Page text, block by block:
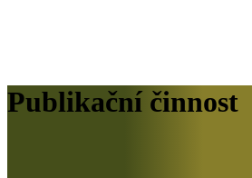
Publikační činnost